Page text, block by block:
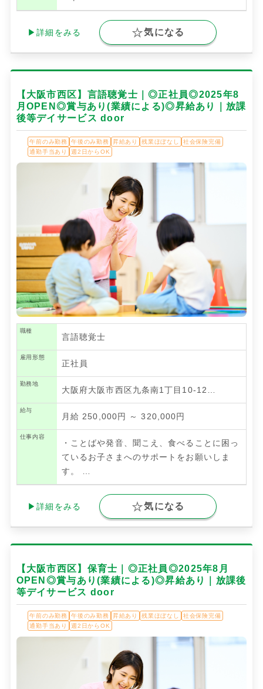
▶詳細をみる 気になる
【大阪市西区】言語聴覚士｜◎正社員◎2025年8
月OPEN◎賞与あり(業績による)◎昇給あり｜放課
後等デイサービス door
午前のみ勤務 午後のみ勤務 昇給あり 残業ほぼなし
社会保険完備
通勤手当あり
週2日からOK
職種
言語聴覚士
雇用形態
正社員
勤務地
大阪府大阪市西区九条南1丁目10-12…
給与
月給 250,000円 ～ 320,000円
仕事内容
・ことばや発音、聞こえ、食べることに困っ
ているお子さまへのサポートをお願いしま
す。
…
▶詳細をみる 気になる
【大阪市西区】保育士｜◎正社員◎2025年8月
OPEN◎賞与あり(業績による)◎昇給あり｜放課後
等デイサービス door
午前のみ勤務 午後のみ勤務 昇給あり 残業ほぼなし
社会保険完備
通勤手当あり
週2日からOK